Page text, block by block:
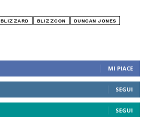
MI PIACE
SEGUI
SEGUI
BLIZZARD BLIZZCON DUNCAN JONES